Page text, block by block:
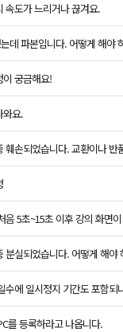
속도가 느리거나 끊겨요.
데 파본입니다. 어떻게 해야
궁금해요!
와요.
훼손되었습니다. 교환이나 반
음 5초~15초 이후 강의 화면
분실되었습니다. 어떻게 해야
수에 일시정지 기간도 포함되
를 등록하라고 나옵니다.